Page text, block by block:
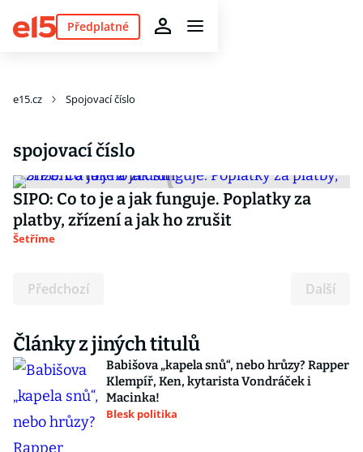
Předplatné
e15.cz Spojovací číslo
spojovací číslo
SIPO: Co to je a jak funguje. Poplatky za
platby, zřízení a jak ho zrušit
Šetříme
Předchozí Další
Články z jiných titulů
Babišova „kapela snů“, nebo hrůzy? Rapper
Klempíř, Ken, kytarista Vondráček i
Macinka!
Blesk politika